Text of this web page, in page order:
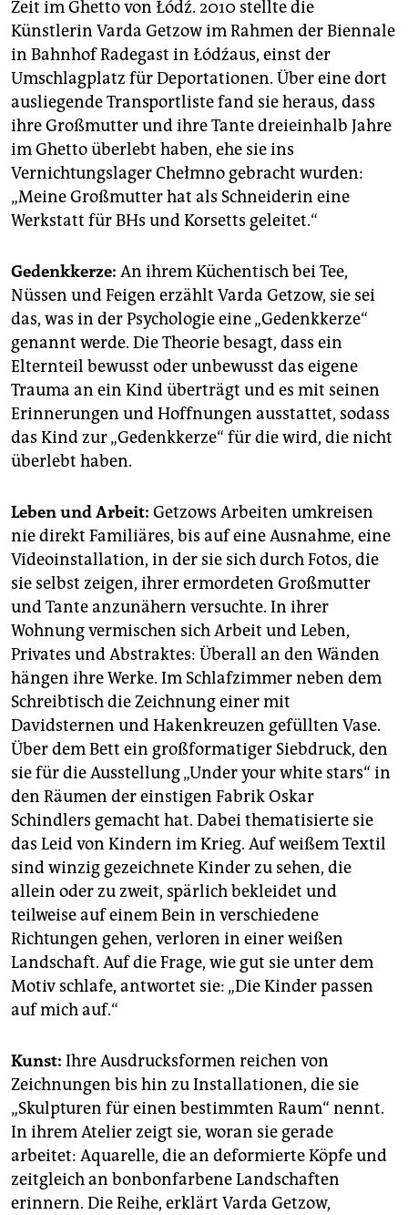
Zeit im Ghetto von Łódź. 2010 stellte die
Künstlerin Varda Getzow im Rahmen der Biennale
in Bahnhof Radegast in Łódźaus, einst der
Umschlagplatz für Deportationen. Über eine dort
ausliegende Transportliste fand sie heraus, dass
ihre Großmutter und ihre Tante dreieinhalb Jahre
im Ghetto überlebt haben, ehe sie ins
Vernichtungslager Chełmno gebracht wurden:
„Meine Großmutter hat als Schneiderin eine
Werkstatt für BHs und Korsetts geleitet.“
Gedenkkerze: An ihrem Küchentisch bei Tee,
Nüssen und Feigen erzählt Varda Getzow, sie sei
das, was in der Psychologie eine „Gedenkkerze“
genannt werde. Die Theorie besagt, dass ein
Elternteil bewusst oder unbewusst das eigene
Trauma an ein Kind überträgt und es mit seinen
Erinnerungen und Hoffnungen ausstattet, sodass
das Kind zur „Gedenkkerze“ für die wird, die nicht
überlebt haben.
Leben und Arbeit: Getzows Arbeiten umkreisen
nie direkt Familiäres, bis auf eine Ausnahme, eine
Videoinstallation, in der sie sich durch Fotos, die
sie selbst zeigen, ihrer ermordeten Großmutter
und Tante anzunähern versuchte. In ihrer
Wohnung vermischen sich Arbeit und Leben,
Privates und Abstraktes: Überall an den Wänden
hängen ihre Werke. Im Schlafzimmer neben dem
Schreibtisch die Zeichnung einer mit
Davidsternen und Hakenkreuzen gefüllten Vase.
Über dem Bett ein großformatiger Siebdruck, den
sie für die Ausstellung „Under your white stars“ in
den Räumen der einstigen Fabrik Oskar
Schindlers gemacht hat. Dabei thematisierte sie
das Leid von Kindern im Krieg. Auf weißem Textil
sind winzig gezeichnete Kinder zu sehen, die
allein oder zu zweit, spärlich bekleidet und
teilweise auf einem Bein in verschiedene
Richtungen gehen, verloren in einer weißen
Landschaft. Auf die Frage, wie gut sie unter dem
Motiv schlafe, antwortet sie: „Die Kinder passen
auf mich auf.“
Kunst: Ihre Ausdrucksformen reichen von
Zeichnungen bis hin zu Installationen, die sie
„Skulpturen für einen bestimmten Raum“ nennt.
In ihrem Atelier zeigt sie, woran sie gerade
arbeitet: Aquarelle, die an deformierte Köpfe und
zeitgleich an bonbonfarbene Landschaften
erinnern. Die Reihe, erklärt Varda Getzow,